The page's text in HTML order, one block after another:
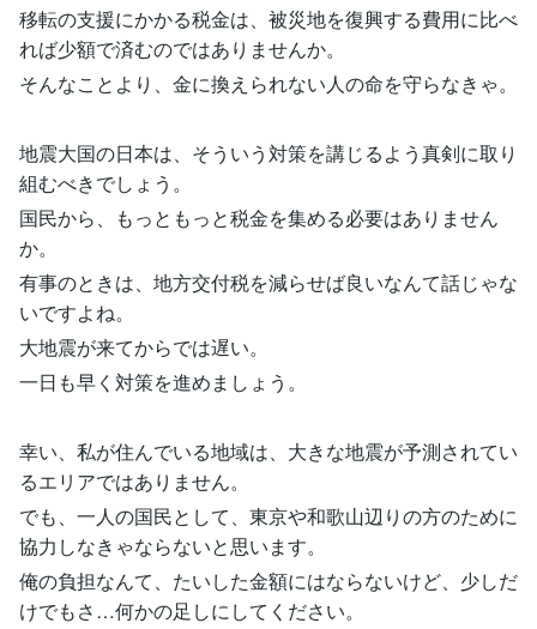
移転の支援にかかる税金は、被災地を復興する費用に比べ
れば少額で済むのではありませんか。
そんなことより、金に換えられない人の命を守らなきゃ。
地震大国の日本は、そういう対策を講じるよう真剣に取り
組むべきでしょう。
国民から、もっともっと税金を集める必要はありません
か。
有事のときは、地方交付税を減らせば良いなんて話じゃな
いですよね。
大地震が来てからでは遅い。
一日も早く対策を進めましょう。
幸い、私が住んでいる地域は、大きな地震が予測されてい
るエリアではありません。
でも、一人の国民として、東京や和歌山辺りの方のために
協力しなきゃならないと思います。
俺の負担なんて、たいした金額にはならないけど、少しだ
けでもさ…何かの足しにしてください。